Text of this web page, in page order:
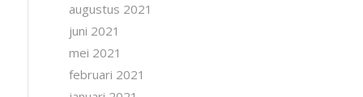
augustus 2021
juni 2021
mei 2021
februari 2021